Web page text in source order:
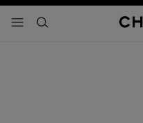
menu principal de navigation
- navigation principale
rechercher